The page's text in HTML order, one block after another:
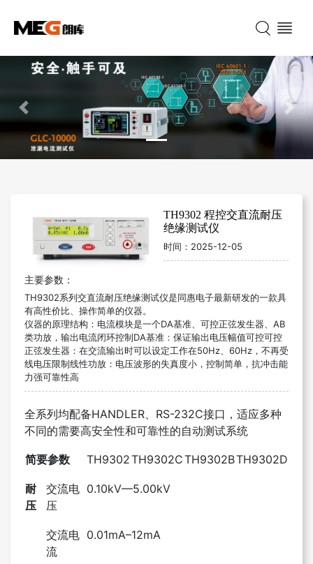
Previous Next
TH9302 程控交直流耐压
绝缘测试仪
时间： 2025-12-05
主要参数：
TH9302系列交直流耐压绝缘测试仪是同惠电子最新研发的一款具
有高性价比、操作简单的仪器。
仪器的原理结构：电流模块是一个DA基准、可控正弦发生器、AB
类功放，输出电流闭环控制DA基准：保证输出电压幅值可控可控
正弦发生器：在交流输出时可以设定工作在50Hz、60Hz，不再受
线电压限制线性功放：电压波形的失真度小，控制简单，抗冲击能
力强可靠性高
全系列均配备HANDLER、RS-232C接口，适应多种
不同的需要高安全性和可靠性的自动测试系统
简要参数 TH9302TH9302CTH9302BTH9302D
耐
压
交流电
压
0.10kV—5.00kV
交流电
流
0.01mA–12mA